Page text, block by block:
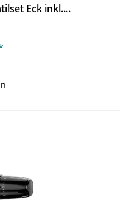
Eck inkl....